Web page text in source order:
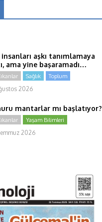
aşkı tanımlamaya
ama yine başaramadı…
Sağlık Toplum
2026
mantarlar mı başlatıyor?
Yaşam Bilimleri
2026